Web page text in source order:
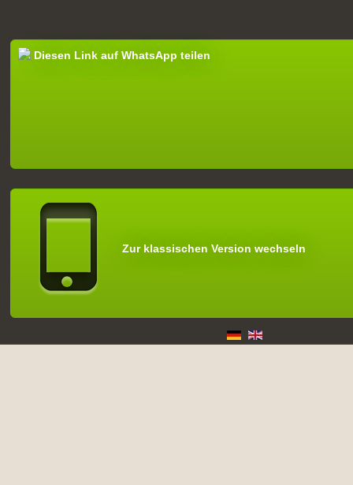
Diesen Link auf WhatsApp teilen
Zur klassischen Version wechseln